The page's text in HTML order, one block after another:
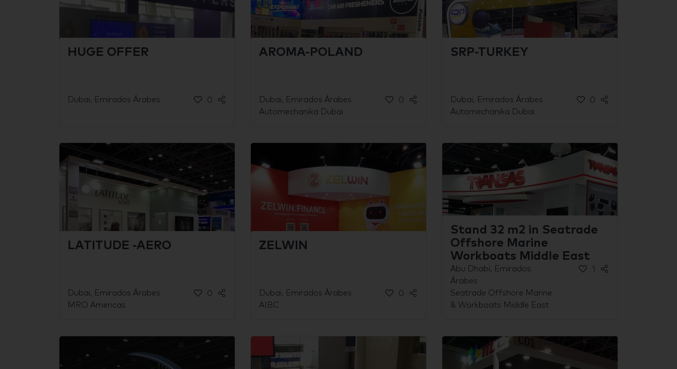
HUGE OFFER
Dubai, Emirados Árabes 0
AROMA-POLAND
Dubai, Emirados Árabes
Automechanika Dubai
0
SRP-TURKEY
Dubai, Emirados Árabes
Automechanika Dubai
0
LATITUDE -AERO
Dubai, Emirados Árabes
MRO Americas
0
ZELWIN
Dubai, Emirados Árabes
AIBC
0
Stand 32 m2 in Seatrade
Offshore Marine
Workboats Middle East
Abu Dhabi, Emirados
Árabes
Seatrade Offshore Marine
& Workboats Middle East
1